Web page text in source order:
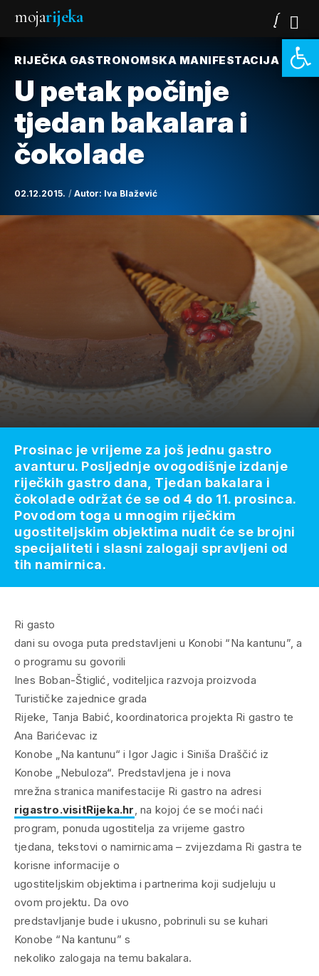
mojarijeka
RIJEČKA GASTRONOMSKA MANIFESTACIJA
U petak počinje
tjedan bakalara i
čokolade
02.12.2015. Autor: Iva Blažević
Ri gasto
dani su ovoga puta predstavljeni u Konobi “Na kantunu”, a
o programu su govorili
Ines Boban-Štiglić, voditeljica razvoja proizvoda
Turističke zajednice grada
Rijeke, Tanja Babić, koordinatorica projekta Ri gastro te
Ana Barićevac iz
Konobe „Na kantunu“ i Igor Jagic i Siniša Draščić iz
Konobe „Nebuloza“. Predstavljena je i nova
mrežna stranica manifestacije Ri gastro na adresi
rigastro.visitRijeka.hr, na kojoj će se moći naći
program, ponuda ugostitelja za vrijeme gastro
tjedana, tekstovi o namirnicama – zvijezdama Ri gastra te
korisne informacije o
ugostiteljskim objektima i partnerima koji sudjeluju u
ovom projektu. Da ovo
predstavljanje bude i ukusno, pobrinuli su se kuhari
Konobe “Na kantunu” s
nekoliko zalogaja na temu bakalara.
Prosinac je vrijeme za još jednu gastro
avanturu. Posljednje ovogodišnje izdanje
riječkih gastro dana, Tjedan bakalara i
čokolade održat će se od 4 do 11. prosinca.
Povodom toga u mnogim riječkim
ugostiteljskim objektima nudit će se brojni
specijaliteti i slasni zalogaji spravljeni od
tih namirnica.